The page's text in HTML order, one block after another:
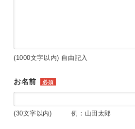
(1000文字以内) 自由記入
お名前 必須
(30文字以内) 例：山田太郎